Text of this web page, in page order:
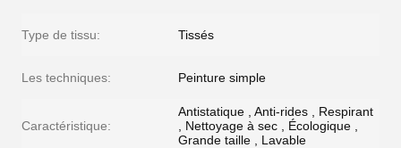
Type de tissu: Tissés
Les techniques: Peinture simple
Caractéristique:
Antistatique , Anti-rides , Respirant
, Nettoyage à sec , Écologique ,
Grande taille , Lavable